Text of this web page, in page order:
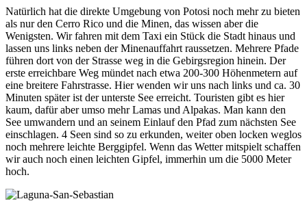
Natürlich hat die direkte Umgebung von Potosi noch mehr zu bieten
als nur den Cerro Rico und die Minen, das wissen aber die
Wenigsten. Wir fahren mit dem Taxi ein Stück die Stadt hinaus und
lassen uns links neben der Minenauffahrt raussetzen. Mehrere Pfade
führen dort von der Strasse weg in die Gebirgsregion hinein. Der
erste erreichbare Weg mündet nach etwa 200-300 Höhenmetern auf
eine breitere Fahrstrasse. Hier wenden wir uns nach links und ca. 30
Minuten später ist der unterste See erreicht. Touristen gibt es hier
kaum, dafür aber umso mehr Lamas und Alpakas. Man kann den
See umwandern und an seinem Einlauf den Pfad zum nächsten See
einschlagen. 4 Seen sind so zu erkunden, weiter oben locken weglos
noch mehrere leichte Berggipfel. Wenn das Wetter mitspielt schaffen
wir auch noch einen leichten Gipfel, immerhin um die 5000 Meter
hoch.